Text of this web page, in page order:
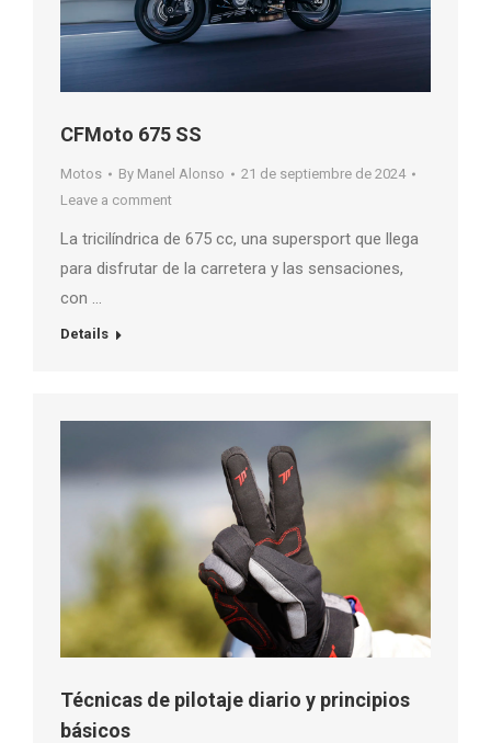
CFMoto 675 SS
Motos By Manel Alonso
21 de septiembre de 2024
Leave a comment
La tricilíndrica de 675 cc, una supersport que llega
para disfrutar de la carretera y las sensaciones,
con …
Details
Técnicas de pilotaje diario y principios
básicos